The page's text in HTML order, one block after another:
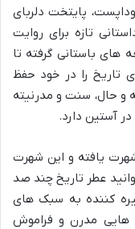
پایتخت دلربای
تازه برای روایت
باستانی گرفته تا
را در خود حفظ
و حال، سنت و مدرنیته
آستین دارد.
یافته و این شهرت
عطر تاریخ چند صد
کننده به سبک های
هایی مدرن و فراموش